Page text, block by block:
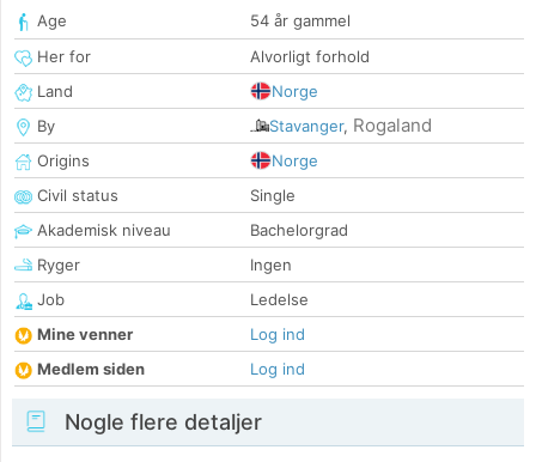
Age
54 år gammel
Her for
Alvorligt forhold
Land
Norge
By
Stavanger, Rogaland
Origins
Norge
Civil status
Single
Akademisk niveau
Bachelorgrad
Ryger
Ingen
Job
Ledelse
Mine venner
Log ind
Medlem siden
Log ind
Nogle flere detaljer